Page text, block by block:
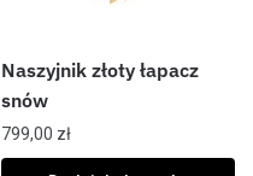
Naszyjnik złoty łapacz
snów
799,00 zł